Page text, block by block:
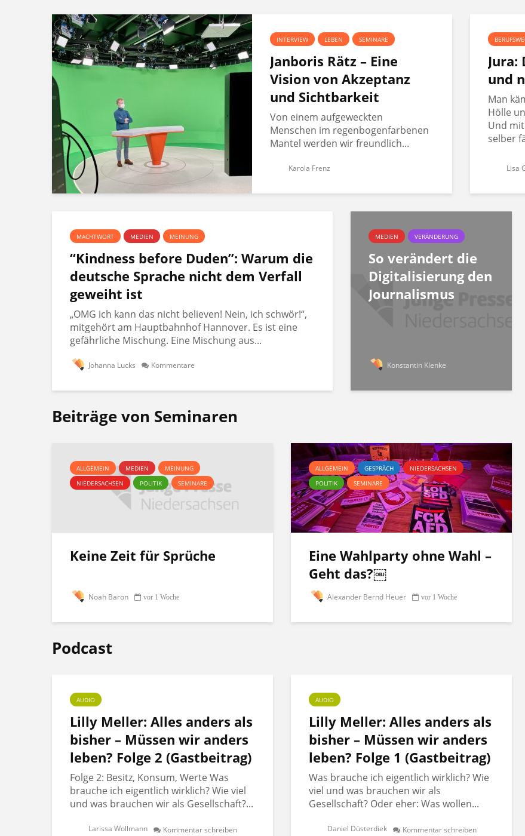
INTERVIEW LEBEN SEMINARE
Janboris Rätz – Eine
Vision von Akzeptanz
und Sichtbarkeit
Von einem aufgeweckten
Menschen im regenbogenfarbenen
Mantel werden wir freundlich...
Karola Frenz
Jura:
und
Man
Hölle
Und
selber
Lisa
MACHTWORT MEDIEN MEINUNG
“Kindness before Duden”: Warum die
deutsche Sprache nicht dem Verfall
geweiht ist
„OMG ich kann das nicht believen! Nein, ich schwör!“,
mitgehört am Hauptbahnhof Hannover. Es ist eine
gefährliche Mischung. Eine Mischung aus...
Johanna Lucks Kommentare
MEDIEN VERÄNDERUNG
So verändert die
Digitalisierung den
Journalismus
Konstantin Klenke
Beiträge von Seminaren
ALLGEMEIN MEDIEN
MEINUNG
NIEDERSACHSEN
POLITIK SEMINARE
Keine Zeit für Sprüche
Noah Baron vor 1 Woche
ALLGEMEIN GESPRÄCH
NIEDERSACHSEN
POLITIK
SEMINARE
Eine Wahlparty ohne Wahl –
Geht das?￼
Alexander Bernd Heuer vor 1 Woche
Podcast
AUDIO
Lilly Meller: Alles anders als
bisher – Müssen wir anders
leben? Folge 2 (Gastbeitrag)
Folge 2: Besitz, Konsum, Werte Was
brauche ich eigentlich wirklich? Wie viel
und was brauchen wir als Gesellschaft?...
Larissa Wollmann Kommentar schreiben
AUDIO
Lilly Meller: Alles anders als
bisher – Müssen wir anders
leben? Folge 1 (Gastbeitrag)
Was brauche ich eigentlich wirklich? Wie
viel und was brauchen wir als
Gesellschaft? Oder eher: Was wollen...
Daniel Düsterdiek Kommentar schreiben